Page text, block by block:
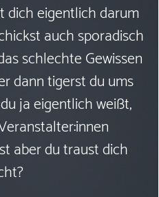
dich eigentlich darum
auch sporadisch
schlechte Gewissen
dann tigerst du ums
ja eigentlich weißt,
aber du traust dich